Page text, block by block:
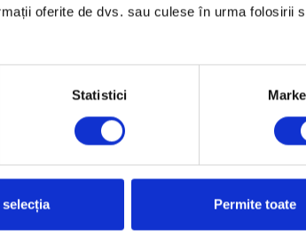
oferite de dvs. sau culese în urma folosirii
Statistici
Permite toate